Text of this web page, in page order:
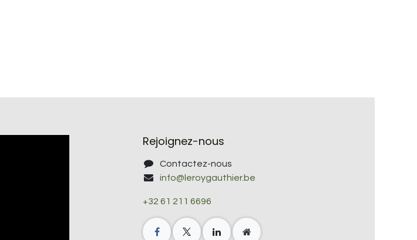
Rejoignez-nous
Contactez-nous
info@leroygauthier.be
+32 61 211 6696